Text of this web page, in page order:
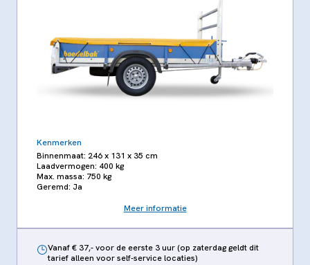
Kenmerken
Binnenmaat: 246 x 131 x 35 cm
Laadvermogen: 400 kg
Max. massa: 750 kg
Geremd: Ja
Meer informatie
Vanaf € 37,- voor de eerste 3 uur (op zaterdag geldt dit
tarief alleen voor self-service locaties)